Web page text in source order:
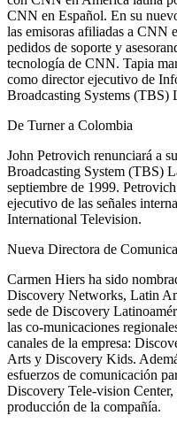
CNN en Español. En su
las emisoras afiliadas a CNN
pedidos de soporte y
tecnología de CNN. Tapia
como director ejecutivo de
Broadcasting Systems (TBS)
De Turner a Colombia
John Petrovich renunciará a
Broadcasting System (TBS)
septiembre de 1999.
ejecutivo de las señales
International Television.
Nueva Directora de
Carmen Hiers ha sido
Discovery Networks, Latin
sede de Discovery
las co-municaciones
canales de la empresa:
Arts y Discovery Kids.
esfuerzos de comunicación
Discovery Tele-vision
producción de la compañía.